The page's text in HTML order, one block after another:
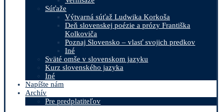
Súťaže
Výtvarná súťaž Ludwika Korkoša
Deň slovenskej poézie a prózy Františka
Kolkoviča
Poznaj Slovensko – vlasť svojich predkov
Iné
Sväté omše v slovenskom jazyku
Kurz slovenského jazyka
Iné
Napíšte nám
Archív
Pre predplatiteľov